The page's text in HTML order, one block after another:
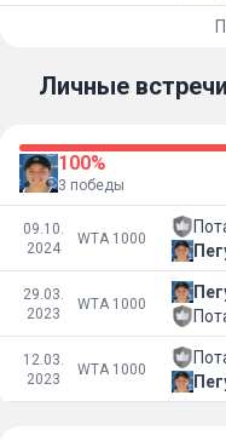
Личные встречи
100%
3 победы
09.10.
2024
WTA 1000
29.03.
2023
WTA 1000
12.03.
2023
WTA 1000